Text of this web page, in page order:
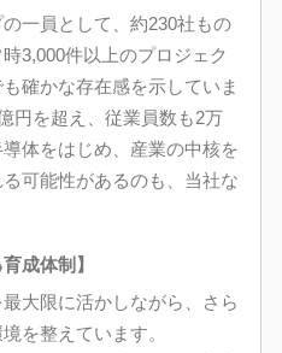
一員として、約230社もの
3,000件以上のプロジェク
確かな存在感を示していま
円を超え、従業員数も2万
体をはじめ、産業の中核を
可能性があるのも、当社な
成体制】
大限に活かしながら、さら
を整えています。